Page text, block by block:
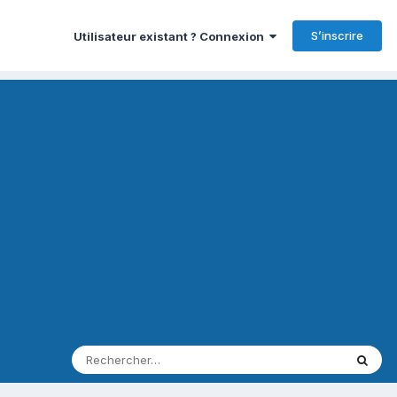
Utilisateur existant ? Connexion S’inscrire